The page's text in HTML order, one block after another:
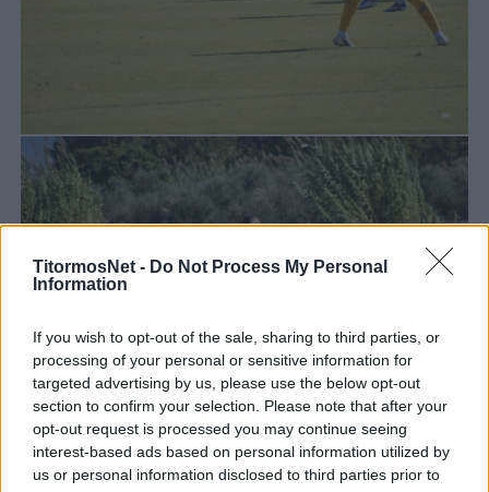
TitormosNet - Do Not Process My Personal
Information
If you wish to opt-out of the sale, sharing to third parties, or
processing of your personal or sensitive information for
targeted advertising by us, please use the below opt-out
section to confirm your selection. Please note that after your
opt-out request is processed you may continue seeing
interest-based ads based on personal information utilized by
us or personal information disclosed to third parties prior to